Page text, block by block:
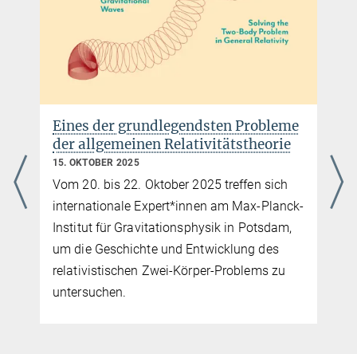
Eines der grundlegendsten Probleme
der allgemeinen Relativitätstheorie
15. OKTOBER 2025
Vom 20. bis 22. Oktober 2025 treffen sich
internationale Expert*innen am Max-Planck-
Institut für Gravitationsphysik in Potsdam,
um die Geschichte und Entwicklung des
relativistischen Zwei-Körper-Problems zu
untersuchen.